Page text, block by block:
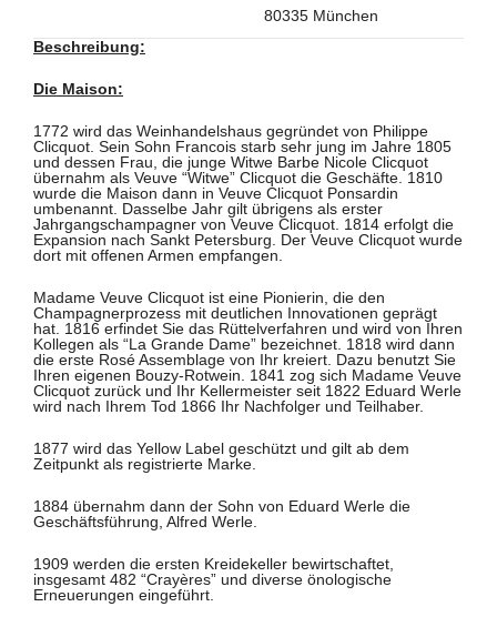
80335 München
Beschreibung:
Die Maison:
1772 wird das Weinhandelshaus gegründet von Philippe
Clicquot. Sein Sohn Francois starb sehr jung im Jahre 1805
und dessen Frau, die junge Witwe Barbe Nicole Clicquot
übernahm als Veuve “Witwe” Clicquot die Geschäfte. 1810
wurde die Maison dann in Veuve Clicquot Ponsardin
umbenannt. Dasselbe Jahr gilt übrigens als erster
Jahrgangschampagner von Veuve Clicquot. 1814 erfolgt die
Expansion nach Sankt Petersburg. Der Veuve Clicquot wurde
dort mit offenen Armen empfangen.
Madame Veuve Clicquot ist eine Pionierin, die den
Champagnerprozess mit deutlichen Innovationen geprägt
hat. 1816 erfindet Sie das Rüttelverfahren und wird von Ihren
Kollegen als “La Grande Dame” bezeichnet. 1818 wird dann
die erste Rosé Assemblage von Ihr kreiert. Dazu benutzt Sie
Ihren eigenen Bouzy-Rotwein. 1841 zog sich Madame Veuve
Clicquot zurück und Ihr Kellermeister seit 1822 Eduard Werle
wird nach Ihrem Tod 1866 Ihr Nachfolger und Teilhaber.
1877 wird das Yellow Label geschützt und gilt ab dem
Zeitpunkt als registrierte Marke.
1884 übernahm dann der Sohn von Eduard Werle die
Geschäftsführung, Alfred Werle.
1909 werden die ersten Kreidekeller bewirtschaftet,
insgesamt 482 “Crayères” und diverse önologische
Erneuerungen eingeführt.